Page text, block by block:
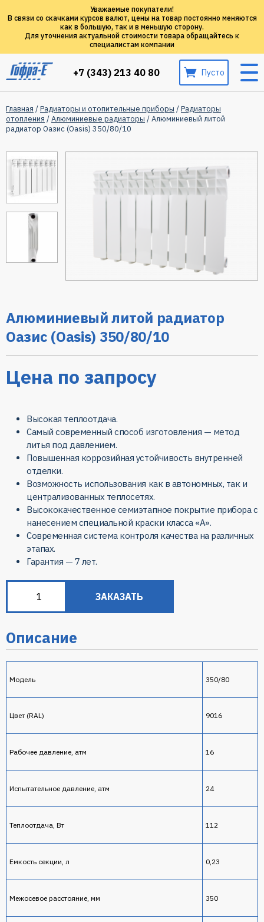
Уважаемые покупатели!
В связи со скачками курсов валют, цены на товар постоянно меняются
как в большую, так и в меньшую сторону.
Для уточнения актуальной стоимости товара обращайтесь к
специалистам компании
+7 (343) 213 40 80 Пусто
Главная /Радиаторы и отопительные приборы /Радиаторы
отопления /Алюминиевые радиаторы / Алюминиевый литой
радиатор Оазис (Oasis) 350/80/10
Алюминиевый литой радиатор
Оазис (Oasis) 350/80/10
Цена по запросу
Высокая теплоотдача.
Самый современный способ изготовления — метод
литья под давлением.
Повышенная коррозийная устойчивость внутренней
отделки.
Возможность использования как в автономных, так и
централизованных теплосетях.
Высококачественное семиэтапное покрытие прибора с
нанесением специальной краски класса «А».
Современная система контроля качества на различных
этапах.
Гарантия — 7 лет.
ЗАКАЗАТЬ
Описание
Модель 350/80
Цвет (RAL) 9016
Рабочее давление, атм 16
Испытательное давление, атм 24
Теплоотдача, Вт 112
Емкость секции, л 0,23
Межосевое расстояние, мм 350